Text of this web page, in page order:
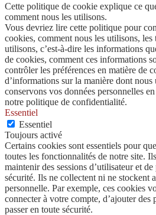
Cette politique de cookie explique ce
comment nous les utilisons.
Vous devriez lire cette politique pour
cookies, comment nous les utilisons, les
utilisons, c’est-à-dire les informations
de cookies, comment ces informations
contrôler les préférences en matière de
d’informations sur la manière dont
conservons vos données personnelles
notre politique de confidentialité.
Essentiel
Essentiel
Toujours activé
Certains cookies sont essentiels pour
toutes les fonctionnalités de notre site.
maintenir des sessions d’utilisateur et
sécurité. Ils ne collectent ni ne stockent
personnelle. Par exemple, ces cookies
connecter à votre compte, d’ajouter des
passer en toute sécurité.